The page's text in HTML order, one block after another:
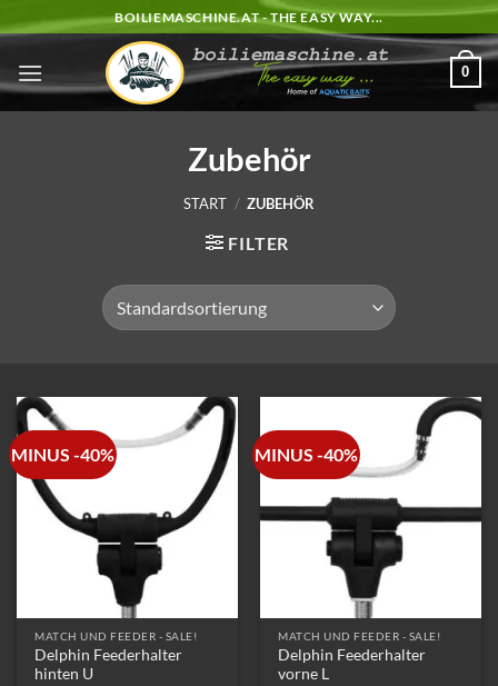
Inhalt
springen
BOILIEMASCHINE.AT - THE EASY WAY...
0
Zubehör
START / ZUBEHÖR
FILTER
MINUS -40%
MATCH UND FEEDER - SALE!
Delphin Feederhalter
hinten U
MINUS -40%
MATCH UND FEEDER - SALE!
Delphin Feederhalter
vorne L